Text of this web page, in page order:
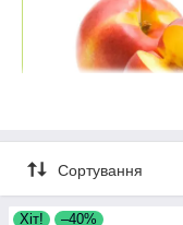
Сортування
Хіт! –40%